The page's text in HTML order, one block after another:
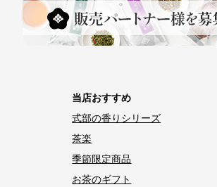
当店おすすめ
式部の香りシリーズ
茶楽
季節限定商品
お茶のギフト